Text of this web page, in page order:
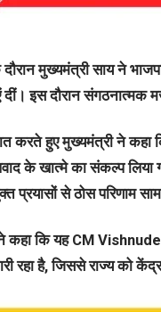
दौरान मुख्यमंत्री साय ने
दीं। इस दौरान संगठनात्मक
करते हुए मुख्यमंत्री ने कहा
के खात्मे का संकल्प लिया
प्रयासों से ठोस परिणाम
कहा कि यह CM
रहा है, जिससे राज्य को